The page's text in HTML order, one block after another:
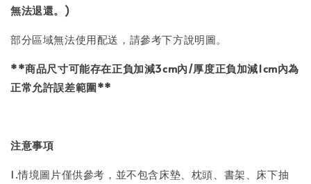
無法退還。)
部分區域無法使用配送，請參考下方說明圖。
**商品尺寸可能存在正負加減3cm內/厚度正負加減1cm內為
正常允許誤差範圍**
注意事項
1.情境圖片僅供參考，並不包含床墊、枕頭、書架、床下抽